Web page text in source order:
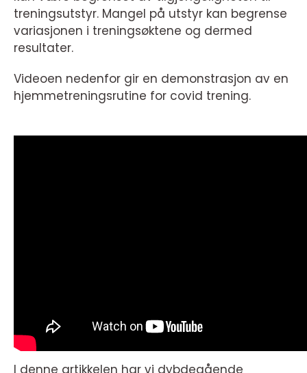
treningsutstyr. Mangel på utstyr kan begrense
variasjonen i treningsøktene og dermed
resultater.
Videoen nedenfor gir en demonstrasjon av en
hjemmetreningsrutine for covid trening.
I denne artikkelen har vi dybdegående